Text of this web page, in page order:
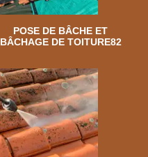
POSE DE BÂCHE ET
BÂCHAGE DE TOITURE82